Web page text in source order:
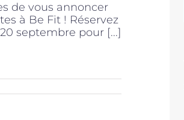
de vous annoncer
à Be Fit ! Réservez
septembre pour [...]